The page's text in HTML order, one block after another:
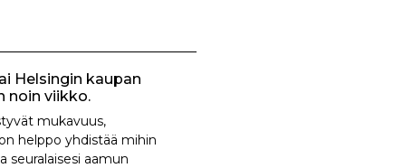
Helsingin kaupan
noin viikko.
mukavuus,
helppo yhdistää mihin
seuralaisesi aamun